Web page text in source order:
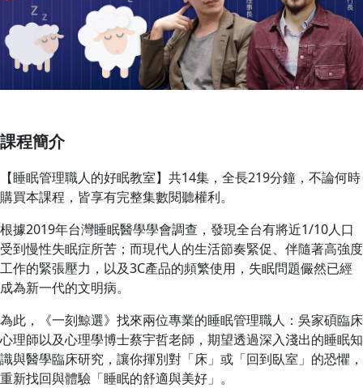
課程簡介
【睡眠管理職人的好眠教室】共14集，全長219分鐘，不論何時
購買本課程，皆享有完整集數閱聽權利。
根據2019年台灣睡眠醫學學會調查，發現全台有將近1/10人口
受到慢性失眠症所苦；而現代人的生活節奏緊促、伴隨著高強度
工作的緊張壓力，以及3C產品的頻繁使用，失眠問題儼然已經
成為新一代的文明病。
為此，《一刻鯨選》找來兩位專業的睡眠管理職人：吳家碩臨床
心理師以及心理學博士蔡宇哲老師，期望透過深入淺出的睡眠知
識與醫學臨床研究，讓你揮別對「床」或「回到臥室」的恐懼，
重新找回與體驗「睡眠的舒適與美好」。